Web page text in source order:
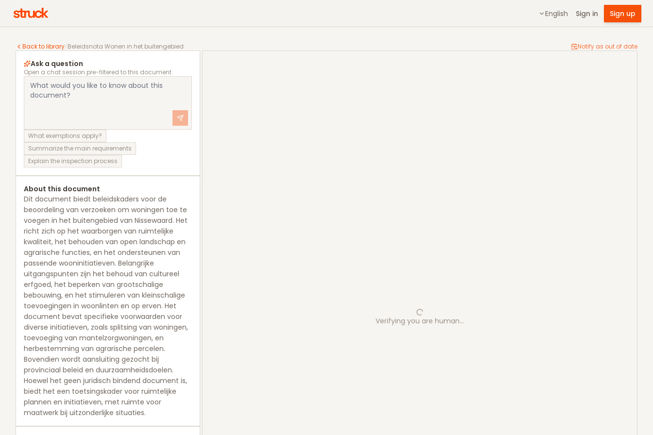
English Sign in Sign up
Back to library/Beleidsnota Wonen in het buitengebied Notify as out of date
Beleidsnota Wonen in het buitengebied
Ask a question
Open a chat session pre-filtered to this document.
What exemptions apply?
Summarize the main requirements
Explain the inspection process
About this document
Dit document biedt beleidskaders voor de
beoordeling van verzoeken om woningen toe te
voegen in het buitengebied van Nissewaard. Het
richt zich op het waarborgen van ruimtelijke
kwaliteit, het behouden van open landschap en
agrarische functies, en het ondersteunen van
passende wooninitiatieven. Belangrijke
uitgangspunten zijn het behoud van cultureel
erfgoed, het beperken van grootschalige
bebouwing, en het stimuleren van kleinschalige
toevoegingen in woonlinten en op erven. Het
document bevat specifieke voorwaarden voor
diverse initiatieven, zoals splitsing van woningen,
toevoeging van mantelzorgwoningen, en
herbestemming van agrarische percelen.
Bovendien wordt aansluiting gezocht bij
provinciaal beleid en duurzaamheidsdoelen.
Hoewel het geen juridisch bindend document is,
biedt het een toetsingskader voor ruimtelijke
plannen en initiatieven, met ruimte voor
maatwerk bij uitzonderlijke situaties.
Verifying you are human…